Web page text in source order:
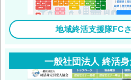
地域終活支援隊FC
一般社団法人 終活